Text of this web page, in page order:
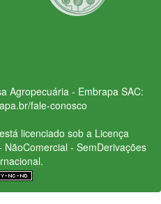
Agropecuária - Embrapa SAC:
fale-conosco
licenciado sob a Licença
- SemDerivações